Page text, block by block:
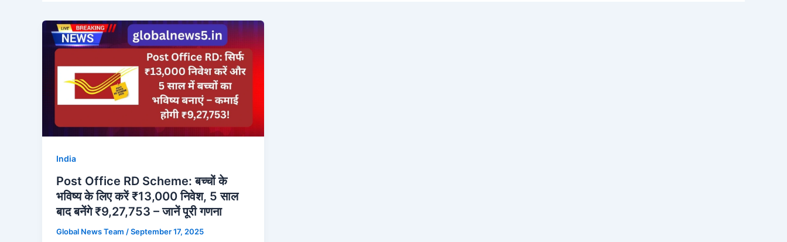
India
Post Office RD Scheme: बच्चों के
भविष्य के लिए करें ₹13,000 निवेश, 5 साल
बाद बनेंगे ₹9,27,753 – जानें पूरी गणना
Global News Team /September 17, 2025